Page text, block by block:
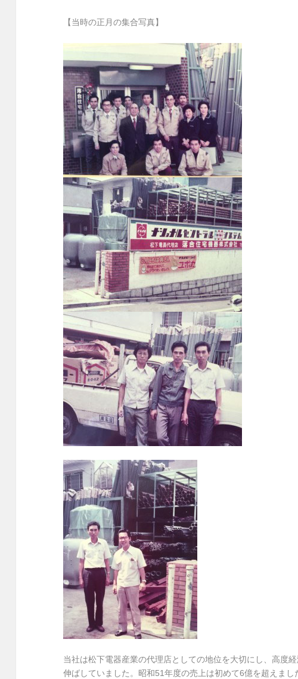
【当時の正月の集合写真】
当社は松下電器産業の代理店としての地位を大切にし、高度
伸ばしていました。昭和51年度の売上は初めて6億を超えま